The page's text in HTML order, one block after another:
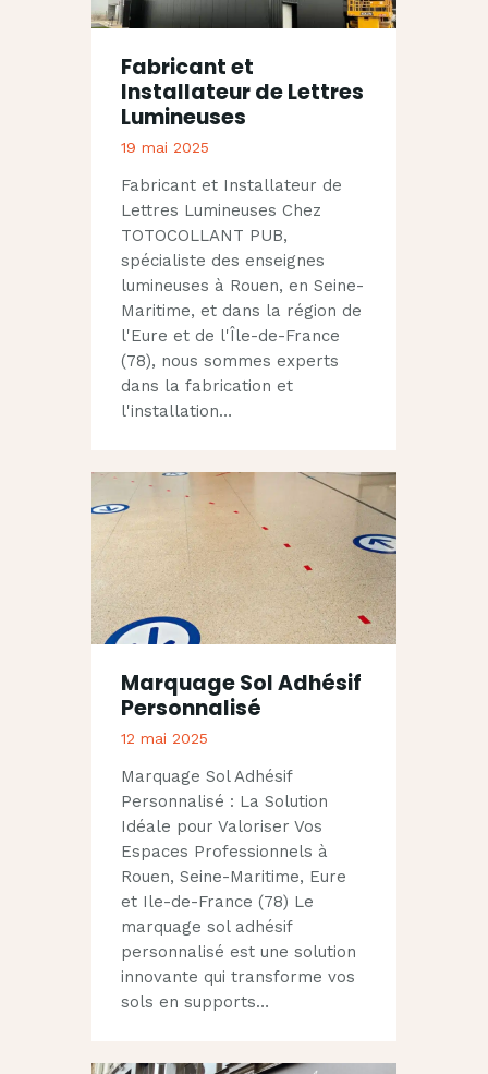
Fabricant et
Installateur de Lettres
Lumineuses
19 mai 2025
Fabricant et Installateur de
Lettres Lumineuses Chez
TOTOCOLLANT PUB,
spécialiste des enseignes
lumineuses à Rouen, en Seine-
Maritime, et dans la région de
l'Eure et de l'Île-de-France
(78), nous sommes experts
dans la fabrication et
l'installation…
Marquage Sol Adhésif
Personnalisé
12 mai 2025
Marquage Sol Adhésif
Personnalisé : La Solution
Idéale pour Valoriser Vos
Espaces Professionnels à
Rouen, Seine-Maritime, Eure
et Ile-de-France (78) Le
marquage sol adhésif
personnalisé est une solution
innovante qui transforme vos
sols en supports…